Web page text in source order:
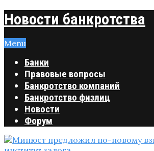
Новости банкротства
Menu
Банки
Правовые вопросы
Банкротство компаний
Банкротство физлиц
Новости
Форум